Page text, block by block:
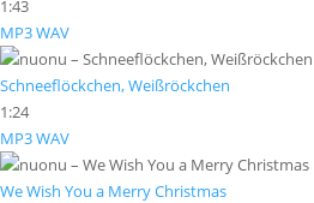
1:43
MP3WAV
Schneeflöckchen, Weißröckchen
1:24
MP3WAV
We Wish You a Merry Christmas